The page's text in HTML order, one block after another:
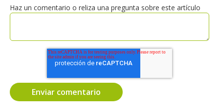
Haz un comentario o reliza una pregunta sobre este artículo